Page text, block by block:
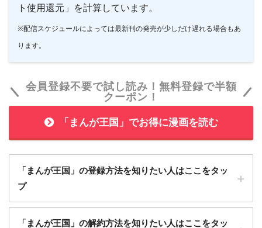
ト使用還元」を計算しています。
※配信スケジュールによっては最新刊の発売が少しだけ遅れる場合もあ
ります。
会員登録不要で試し読み！無料登録で半額
クーポン！
「まんが王国」でお得に漫画を読む
「まんが王国」の登録方法を知りたい人はここをタッ
プ
1
「まんが王国」の解約方法を知りたい人はここをタッ